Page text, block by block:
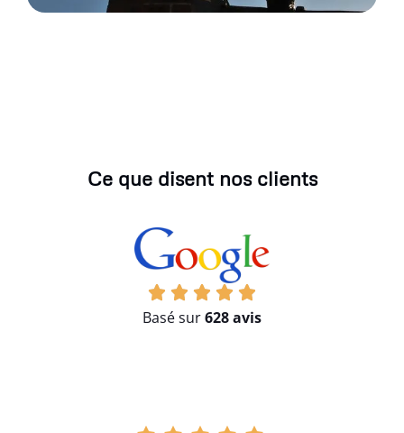
Ce que disent nos clients
Basé sur628 avis